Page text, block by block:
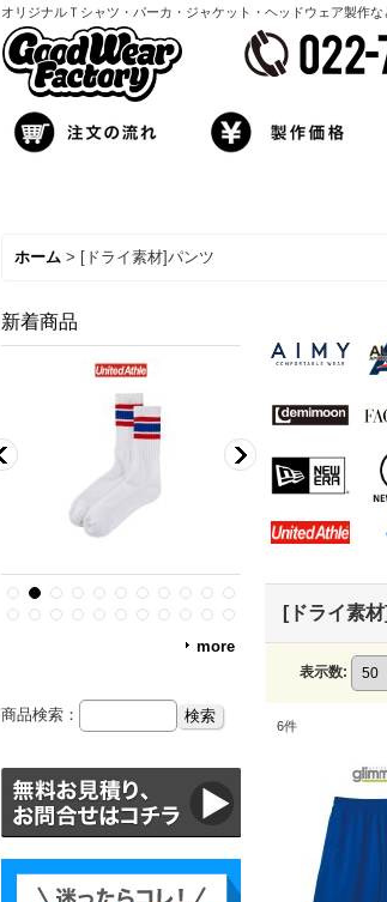
オリジナルＴシャツ・パーカ・ジャケット・ヘッドウェア製作
ホーム > [ドライ素材]パンツ
新着商品
more
商品検索：
[ドライ素
表示数:
6件